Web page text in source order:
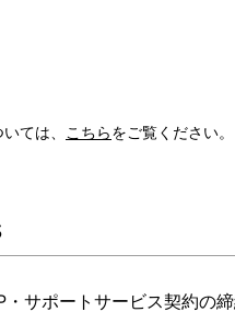
ては、 こちらをご覧ください。
サポートサービス契約の締